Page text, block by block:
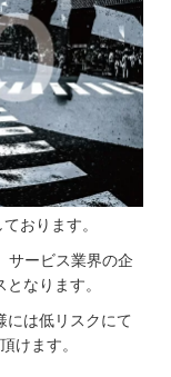
て
が使用している
列情報または管
、より良いサ
とは出来ます
せん。
的に利用し、
機能を無効に
ブサイトの機
おります。
サービス業界の企
なります。
には低リスクにて
けます。